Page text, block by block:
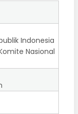
Indonesia
Nasional